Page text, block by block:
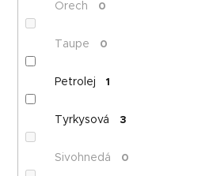
Orech 0
Taupe 0
Petrolej 1
Tyrkysová 3
Sivohnedá 0